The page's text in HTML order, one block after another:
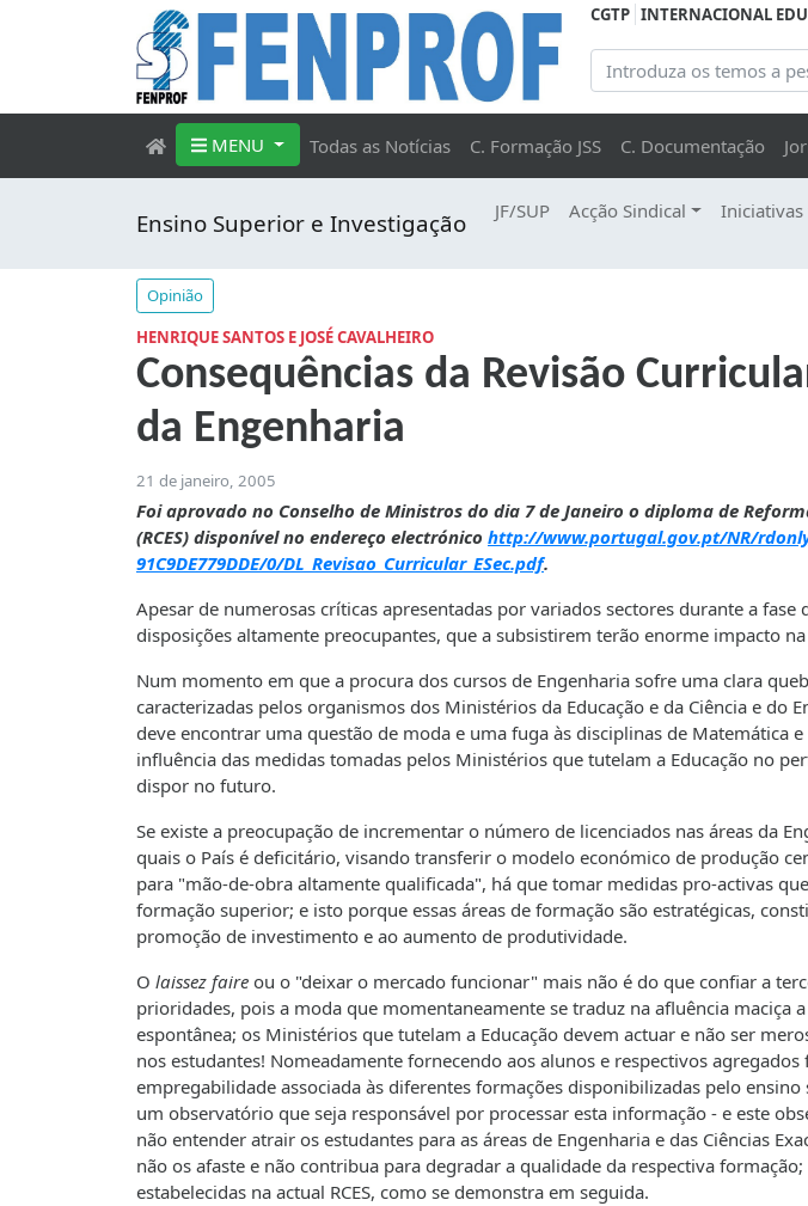
CGTP INTERNACIONAL
MENU Todas as Notícias C. Formação JSS C. Documentação
Ensino Superior e Investigação JF/SUP Acção Sindical Iniciativas
Opinião
HENRIQUE SANTOS E JOSÉ CAVALHEIRO
Consequências da Revisão
da Engenharia
21 de janeiro, 2005
Foi aprovado no Conselho de Ministros do dia 7 de Janeiro o diploma de
(RCES) disponível no endereço electrónico http://www.portugal.gov.pt/NR/
91C9DE779DDE/0/DL_Revisao_Curricular_ESec.pdf.
Apesar de numerosas críticas apresentadas por variados sectores durante a
disposições altamente preocupantes, que a subsistirem terão enorme impacto
Num momento em que a procura dos cursos de Engenharia sofre uma clara
caracterizadas pelos organismos dos Ministérios da Educação e da Ciência e do
deve encontrar uma questão de moda e uma fuga às disciplinas de Matemática
influência das medidas tomadas pelos Ministérios que tutelam a Educação no
dispor no futuro.
Se existe a preocupação de incrementar o número de licenciados nas áreas da
quais o País é deficitário, visando transferir o modelo económico de produção
para "mão-de-obra altamente qualificada", há que tomar medidas pro-activas
formação superior; e isto porque essas áreas de formação são estratégicas,
promoção de investimento e ao aumento de produtividade.
O laissez faire ou o "deixar o mercado funcionar" mais não é do que confiar a
prioridades, pois a moda que momentaneamente se traduz na afluência maciça
espontânea; os Ministérios que tutelam a Educação devem actuar e não ser
nos estudantes! Nomeadamente fornecendo aos alunos e respectivos
empregabilidade associada às diferentes formações disponibilizadas pelo
um observatório que seja responsável por processar esta informação - e este
não entender atrair os estudantes para as áreas de Engenharia e das Ciências
não os afaste e não contribua para degradar a qualidade da respectiva
estabelecidas na actual RCES, como se demonstra em seguida.